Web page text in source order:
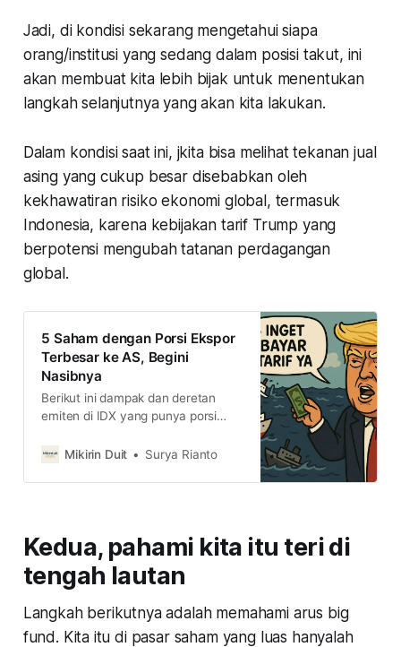
Jadi, di kondisi sekarang mengetahui siapa
orang/institusi yang sedang dalam posisi takut, ini
akan membuat kita lebih bijak untuk menentukan
langkah selanjutnya yang akan kita lakukan.
Dalam kondisi saat ini, jkita bisa melihat tekanan jual
asing yang cukup besar disebabkan oleh
kekhawatiran risiko ekonomi global, termasuk
Indonesia, karena kebijakan tarif Trump yang
berpotensi mengubah tatanan perdagangan
global.
5 Saham dengan Porsi Ekspor
Terbesar ke AS, Begini
Nasibnya
Berikut ini dampak dan deretan
emiten di IDX yang punya porsi
bagaimana nasibnya ya?
Mikirin Duit Surya Rianto
Kedua, pahami kita itu teri di
tengah lautan
Langkah berikutnya adalah memahami arus big
fund. Kita itu di pasar saham yang luas hanyalah